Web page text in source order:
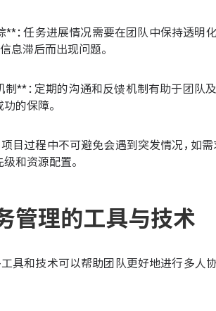
：任务进展情况需要在团队中保持透明
息滞后而出现问题。
**：定期的沟通和反馈机制有助于团队
的保障。
目过程中不可避免会遇到突发情况，如
和资源配置。
管理的工具与技术
具和技术可以帮助团队更好地进行多人